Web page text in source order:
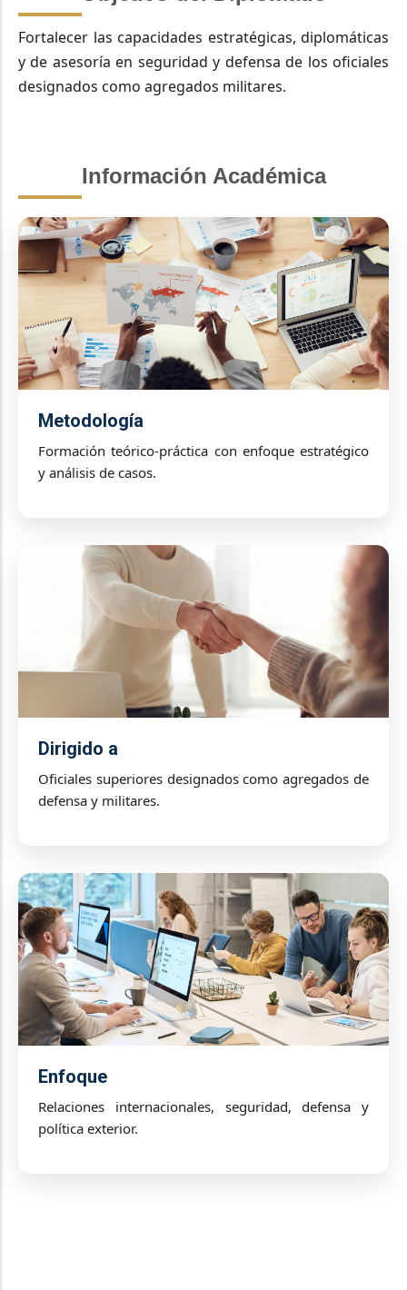
Fortalecer las capacidades estratégicas, diplomáticas
y de asesoría en seguridad y defensa de los oficiales
designados como agregados militares.
Información Académica
Metodología
Formación teórico-práctica con enfoque estratégico
y análisis de casos.
Dirigido a
Oficiales superiores designados como agregados de
defensa y militares.
Enfoque
Relaciones internacionales, seguridad, defensa y
política exterior.